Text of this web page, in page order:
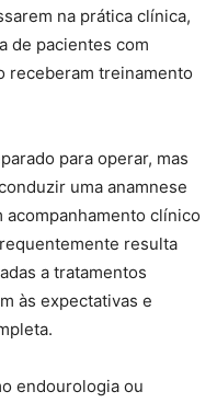
na prática clínica,
de pacientes com
receberam treinamento
para operar, mas
uma anamnese
acompanhamento clínico
resulta
a tratamentos
às expectativas e
endourologia ou